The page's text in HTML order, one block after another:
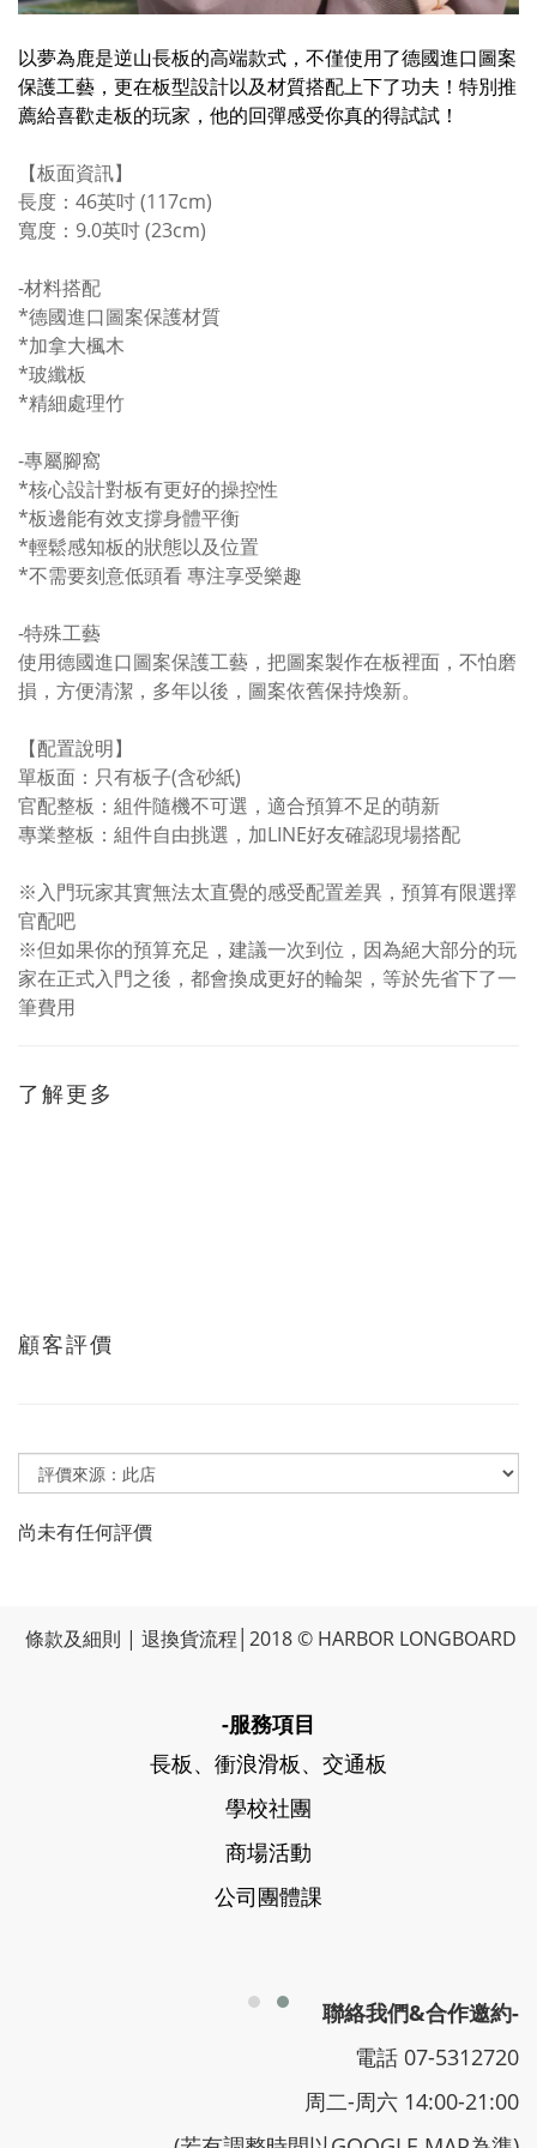
以夢為鹿是逆山長板的高端款式，不僅使用了德國進口圖案
保護工藝，更在板型設計以及材質搭配上下了功夫！ 特別推
薦給喜歡走板的玩家，他的回彈感受你真的得試試！
【板面資訊】
長度：46英吋 (117cm)
寬度：9.0英吋 (23cm)
-材料搭配
*德國進口圖案保護材質
*加拿大楓木
*玻纖板
*精細處理竹
-專屬腳窩
*核心設計對板有更好的操控性
*板邊能有效支撐身體平衡
*輕鬆感知板的狀態以及位置
*不需要刻意低頭看 專注享受樂趣
-特殊工藝
使用德國進口圖案保護工藝，把圖案製作在板裡面，不怕磨
損，方便清潔，多年以後，圖案依舊保持煥新。
【配置說明】
單板面：只有板子(含砂紙)
官配整板：組件隨機不可選，適合預算不足的萌新
專業整板：組件自由挑選，加LINE好友確認現場搭配
※入門玩家其實無法太直覺的感受配置差異，預算有限選擇
官配吧
※但如果你的預算充足，建議一次到位，因為絕大部分的玩
家在正式入門之後，都會換成更好的輪架，等於先省下了一
筆費用
了解更多
顧客評價
尚未有任何評價
條款及細則 | 退換貨流程 │2018 © HARBOR LONGBOARD
-服務項目
長板、衝浪滑板、交通板
學校社團
商場活動
公司團體課
聯絡我們&合作邀約-
電話 07-5312720
周二-周六 14:00-21:00